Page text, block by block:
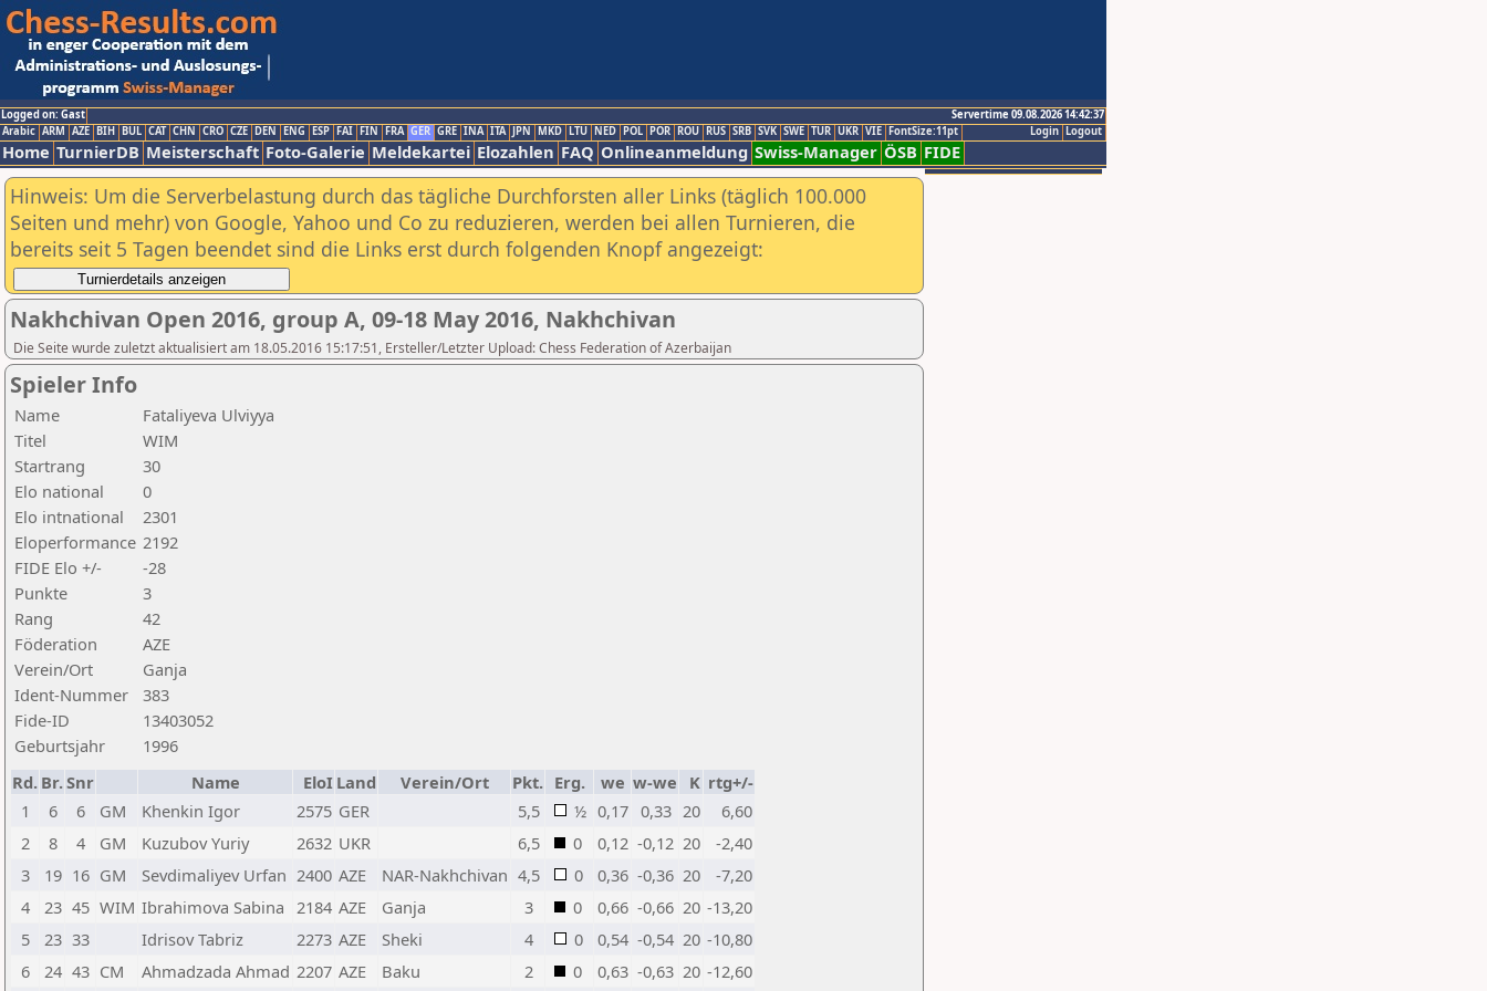
Logged on: Gast
Servertime 09.08.2026 14:42:37
Logout
Login
Arabic ARM AZE BIH BUL CAT CHN CRO CZE DEN ENG ESP FAI FIN FRA GER GRE INA ITA JPN MKD LTU NED POL POR ROU RUS SRB SVK SWE TUR UKR VIE FontSize:11pt
Home TurnierDB Meisterschaft Foto-Galerie Meldekartei Elozahlen FAQ Onlineanmeldung Swiss-Manager ÖSB FIDE
Hinweis: Um die Serverbelastung durch das tägliche Durchforsten aller Links (täglich 100.000
Seiten und mehr) von Google, Yahoo und Co zu reduzieren, werden bei allen Turnieren, die
bereits seit 5 Tagen beendet sind die Links erst durch folgenden Knopf angezeigt:
Nakhchivan Open 2016, group A, 09-18 May 2016, Nakhchivan
Die Seite wurde zuletzt aktualisiert am 18.05.2016 15:17:51, Ersteller/Letzter Upload: Chess Federation of Azerbaijan
Spieler Info
Name
Fataliyeva Ulviyya
Titel
WIM
Startrang
30
Elo national
0
Elo intnational
2301
Eloperformance 2192
FIDE Elo +/-
-28
Punkte
3
Rang
42
Föderation
AZE
Verein/Ort
Ganja
Ident-Nummer
383
Fide-ID
13403052
Geburtsjahr
1996
Rd. Br.Snr Name EloI Land Verein/Ort Pkt. Erg. we w-we K rtg+/-
1
6 6 GM Khenkin Igor 2575 GER 5,5 ½ 0,17 0,33 20
6,60
2
8 4 GM Kuzubov Yuriy 2632 UKR 6,5 0 0,12 -0,12 20
-2,40
3
19 16 GM Sevdimaliyev Urfan 2400 AZE NAR-Nakhchivan 4,5 0 0,36 -0,36 20
-7,20
4
23 45 WIM Ibrahimova Sabina 2184 AZE Ganja 3 0 0,66 -0,66 20 -13,20
5
23 33 Idrisov Tabriz 2273 AZE Sheki 4 0 0,54 -0,54 20 -10,80
6
24 43 CM Ahmadzada Ahmad 2207 AZE Baku 2 0 0,63 -0,63 20 -12,60